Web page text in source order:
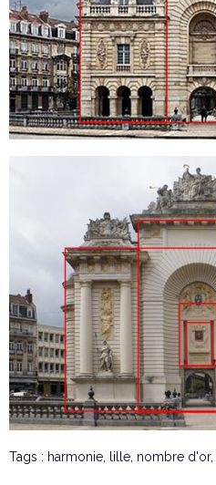
Tags : harmonie lille nombre d'or,